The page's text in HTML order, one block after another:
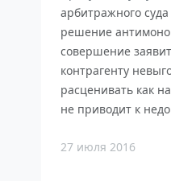
арбитражного
решение
совершение
контрагенту
расценивать как
не приводит к
27 июля 2016